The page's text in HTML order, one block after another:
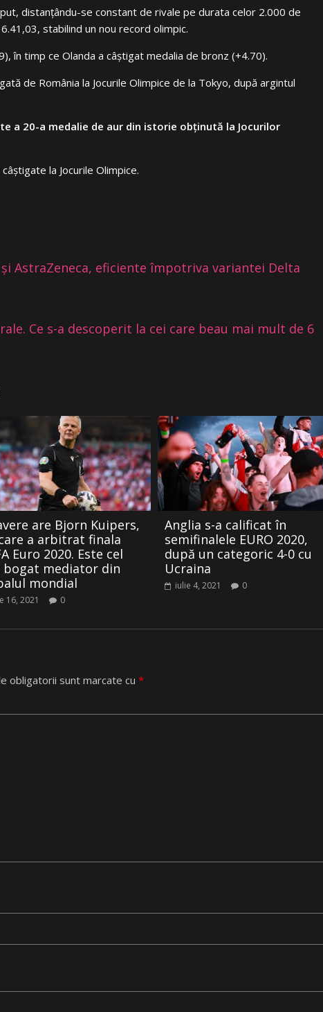
distanțându-se constant de rivale pe durata celor 2.000 de
stabilind un nou record olimpic.
în timp ce Olanda a câștigat medalia de bronz (+4.70).
de România la Jocurile Olimpice de la Tokyo, după argintul
a 20-a medalie de aur din istorie obținută la Jocurilor
la Jocurile Olimpice.
AstraZeneca, eficiente împotriva variantei Delta
Ce s-a descoperit la cei care beau mai mult de 6
are Bjorn Kuipers,
a arbitrat finala
Euro 2020. Este cel
bogat mediator din
mondial
16, 2021 0
Anglia s-a calificat în
semifinalele EURO 2020,
după un categoric 4-0 cu
Ucraina
iulie 4, 2021 0
obligatorii sunt marcate cu *